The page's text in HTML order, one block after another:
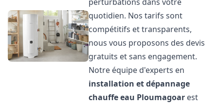
quotidien. Nos tarifs sont
compétitifs et transparents,
nous vous proposons des devis
gratuits et sans engagement.
Notre équipe d'experts en
installation et dépannage
chauffe eau Ploumagoar est